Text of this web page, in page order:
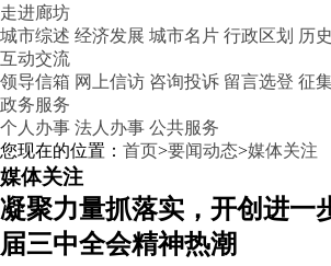
走进廊坊
城市综述 经济发展 城市名片 行政区划 历
互动交流
领导信箱 网上信访 咨询投诉 留言选登 征
政务服务
个人办事 法人办事 公共服务
您现在的位置： 首页>要闻动态>媒体关注
媒体关注
凝聚力量抓落实，开创进
届三中全会精神热潮